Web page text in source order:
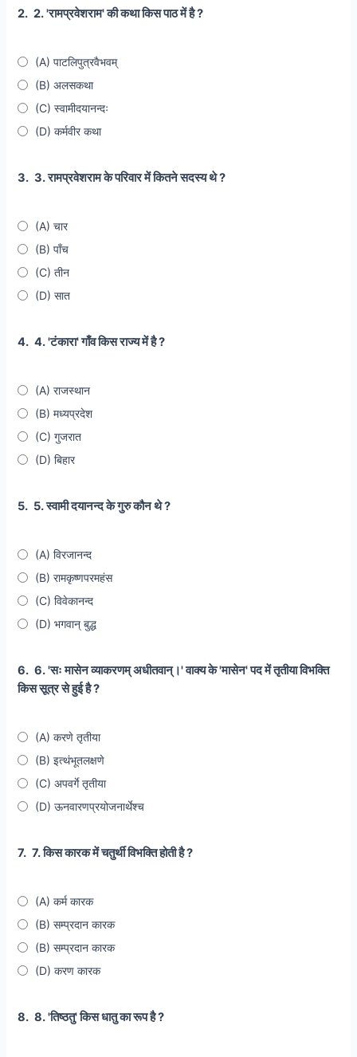
2. 2. 'रामप्रवेशराम' की कथा किस पाठ में है ?
(A) पाटलिपुत्रवैभवम्
(B) अलसकथा
(C) स्वामीदयानन्दः
(D) कर्मवीर कथा
3. 3. रामप्रवेशराम के परिवार में कितने सदस्य थे ?
(A) चार
(B) पाँच
(C) तीन
(D) सात
4. 4. 'टंकारा' गाँव किस राज्य में है ?
(A) राजस्थान
(B) मध्यप्रदेश
(C) गुजरात
(D) बिहार
5. 5. स्वामी दयानन्द के गुरु कौन थे ?
(A) विरजानन्द
(B) रामकृष्णपरमहंस
(C) विवेकानन्द
(D) भगवान् बुद्ध
6. 6. 'सः मासेन व्याकरणम् अधीतवान्।' वाक्य के 'मासेन' पद में तृतीया विभक्ति
किस सूत्र से हुई है ?
(A) करणे तृतीया
(B) इत्थंभूतलक्षणे
(C) अपवर्गे तृतीया
(D) ऊनवारणप्रयोजनार्थेश्च
7. 7. किस कारक में चतुर्थी विभक्ति होती है ?
(A) कर्म कारक
(B) सम्प्रदान कारक
(B) सम्प्रदान कारक
(D) करण कारक
8. 8. 'तिष्ठतु' किस धातु का रूप है ?